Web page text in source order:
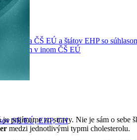
ČŠ EÚ a štátov EHP so
súhlasom v inom ČŠ EÚ
EÚ
SR/EÚ, EHP, CH
prijímame zo stravy. Nie je sám o
medzi jednotlivými typmi cholesterolu.